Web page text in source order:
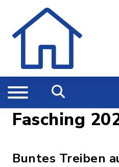
Fasching
Buntes Treiben